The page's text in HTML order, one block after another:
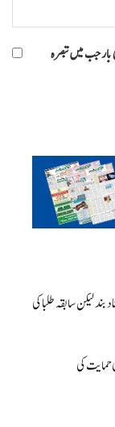
جب میں تبصرہ
لیکن سابقہ طلبا کی
حمایت کی